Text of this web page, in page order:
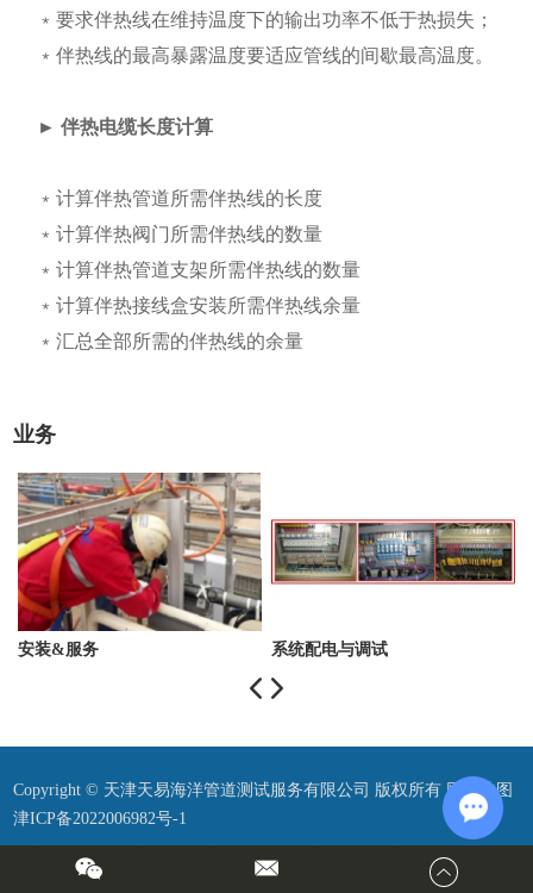
﹡要求伴热线在维持温度下的输出功率不低于热损失；
﹡伴热线的最高暴露温度要适应管线的间歇最高温度。
► 伴热电缆长度计算
﹡计算伴热管道所需伴热线的长度
﹡计算伴热阀门所需伴热线的数量
﹡计算伴热管道支架所需伴热线的数量
﹡计算伴热接线盒安装所需伴热线余量
﹡汇总全部所需的伴热线的余量
业务
安装&服务 系统配电与调试
Copyright © 天津天易海洋管道测试服务有限公司 版权所有网站地图
津ICP备2022006982号-1